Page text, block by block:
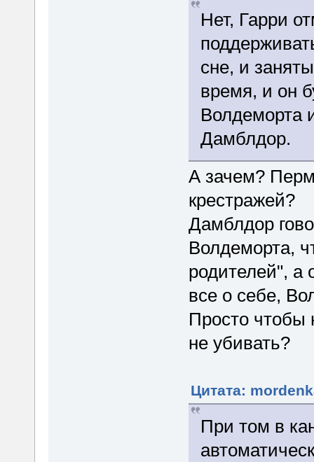
Нет, Гарри
сне, и
время, и он
Волдеморта
Дамблдор.
А зачем?
крестражей?
Дамблдор
Волдеморта,
родителей", а
все о себе,
Просто чтобы
не убивать?
Цитата:
При том в